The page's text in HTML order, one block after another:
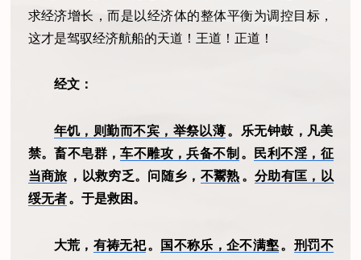
求经济增长，而是以经济体的整体平衡为调控目标，
这才是驾驭经济航船的天道！王道！正道！
经文：
年饥，则勤而不宾，举祭以薄。乐无钟鼓，凡美
禁。畜不皂群，车不雕攻，兵备不制 。
民利不淫，征
当商旅 ，以救穷乏。问随乡， 不鬻熟 。 分助有匡，以
绥无者 。于是救困。
大荒， 有祷无祀。 国不称乐，企不满壑。 刑罚不